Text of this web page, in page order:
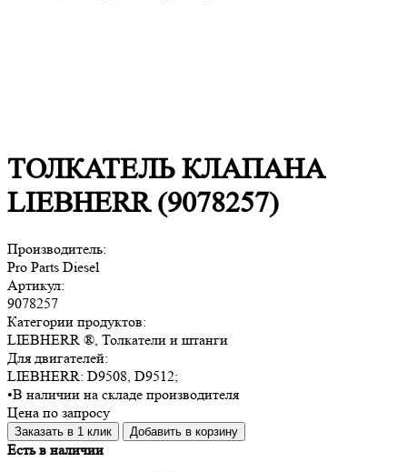
ТОЛКАТЕЛЬ КЛАПАНА
LIEBHERR (9078257)
Производитель:
Pro Parts Diesel
Артикул:
9078257
Категории продуктов:
LIEBHERR ®, Толкатели и штанги
Для двигателей:
LIEBHERR: D9508, D9512;
•В наличии на складе производителя
Цена по запросу
Заказать в 1 клик Добавить в корзину
Есть в наличии